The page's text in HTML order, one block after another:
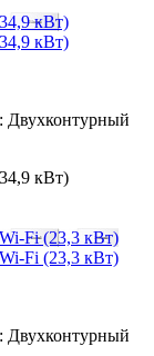
кВт)
кВт)
Двухконтурный
кВт)
Fi (23,3 кВт)
Fi (23,3 кВт)
Двухконтурный